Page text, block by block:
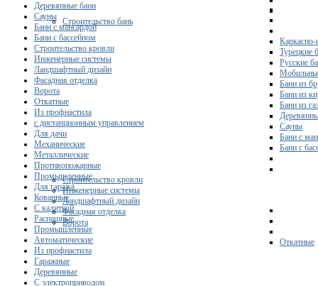
Строительство бань
Турецкие
Русские
Бани из
Бани из
Бани из
Сауны
Бани с
Бани с
Строительство кровли
Инженерные системы
Ландшафтный дизайн
Фасадная отделка
Ворота
Откатные
Деревянные бани
Сауны
Бани с мансардой
Бани с бассейном
Строительство кровли
Инженерные системы
Ландшафтный дизайн
Фасадная отделка
Ворота
Откатные
Из профнастила
с дистанционным управлением
Для дачи
Механические
Металлические
Противопожарные
Промышленные
Для гаража
Кованные
С калиткой
Распашные
Промышленные
Автоматические
Из профнастила
Гаражные
Деревянные
С электроприводом